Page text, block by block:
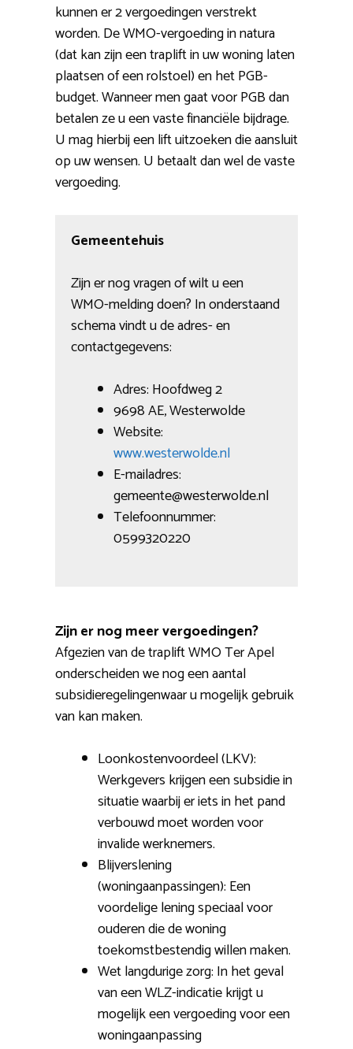
kunnen er 2 vergoedingen verstrekt
worden. De WMO-vergoeding in natura
(dat kan zijn een traplift in uw woning laten
plaatsen of een rolstoel) en het PGB-
budget. Wanneer men gaat voor PGB dan
betalen ze u een vaste financiële bijdrage.
U mag hierbij een lift uitzoeken die aansluit
op uw wensen. U betaalt dan wel de vaste
vergoeding.
Gemeentehuis
Zijn er nog vragen of wilt u een
WMO-melding doen? In onderstaand
schema vindt u de adres- en
contactgegevens:
Adres: Hoofdweg 2
9698 AE, Westerwolde
Website:
www.westerwolde.nl
E-mailadres:
gemeente@westerwolde.nl
Telefoonnummer:
0599320220
Zijn er nog meer vergoedingen?
Afgezien van de traplift WMO Ter Apel
onderscheiden we nog een aantal
subsidieregelingenwaar u mogelijk gebruik
van kan maken.
Loonkostenvoordeel (LKV):
Werkgevers krijgen een subsidie in
situatie waarbij er iets in het pand
verbouwd moet worden voor
invalide werknemers.
Blijverslening
(woningaanpassingen): Een
voordelige lening speciaal voor
ouderen die de woning
toekomstbestendig willen maken.
Wet langdurige zorg: In het geval
van een WLZ-indicatie krijgt u
mogelijk een vergoeding voor een
woningaanpassing